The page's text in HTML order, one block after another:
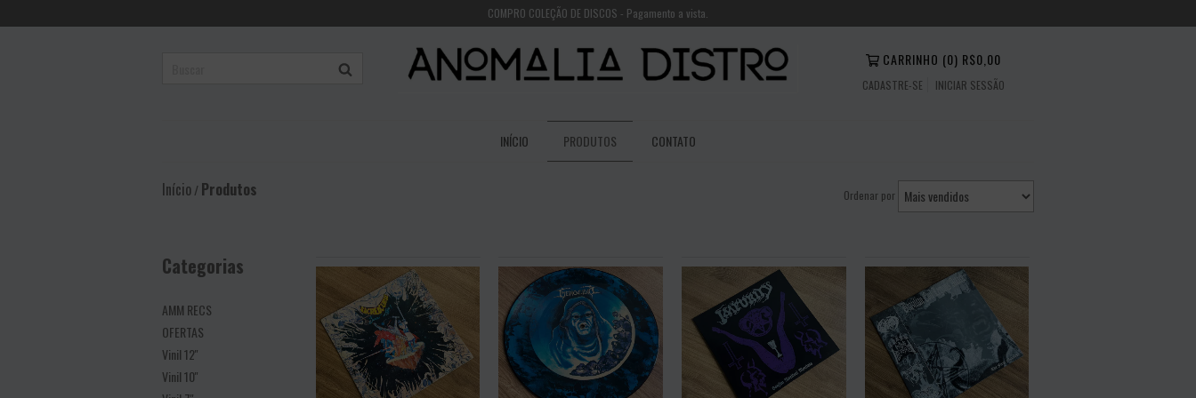
COMPRO COLEÇÃO DE DISCOS - Pagamento a vista.
CARRINHO (0) R$0,00
CADASTRE-SE INICIAR SESSÃO
INÍCIO PRODUTOS CONTATO
Início/Produtos Ordenar por
Categorias
AMM RECS
OFERTAS
Vinil 12''
Vinil 10''